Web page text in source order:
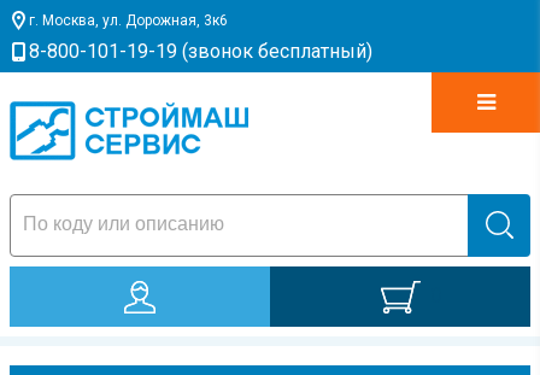
г. Москва, ул. Дорожная, 3к6
8-800-101-19-19 (звонок бесплатный)